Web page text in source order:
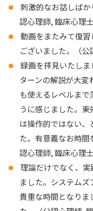
刺激的なお話しば
認心理師, 臨床心理
動画をまたみて復
ございました。（公
録画を拝見いたし
ターンの解説が大変
も使えるレベルまで
うに感じました。
は操作的ではない、
た。有意義なお時
認心理師, 臨床心理士
理論だけでなく、
ました。システム
貴重な時間となりま